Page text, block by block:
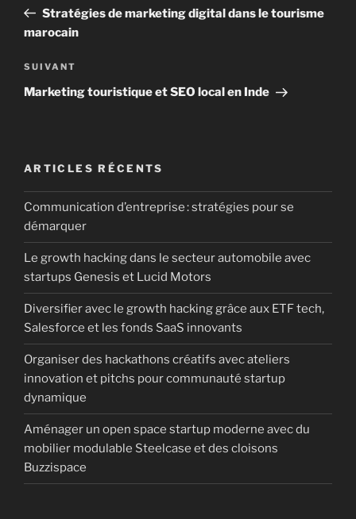
l’article
précédent
Stratégies de marketing digital dans le tourisme
marocain
Article
suivant
SUIVANT
Marketing touristique et SEO local en Inde
ARTICLES RÉCENTS
Communication d’entreprise : stratégies pour se
démarquer
Le growth hacking dans le secteur automobile avec
startups Genesis et Lucid Motors
Diversifier avec le growth hacking grâce aux ETF tech,
Salesforce et les fonds SaaS innovants
Organiser des hackathons créatifs avec ateliers
innovation et pitchs pour communauté startup
dynamique
Aménager un open space startup moderne avec du
mobilier modulable Steelcase et des cloisons
Buzzispace